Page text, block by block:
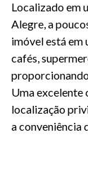
Localizado em
Alegre, a
imóvel está em
cafés,
Uma excelente
localização
a conveniência